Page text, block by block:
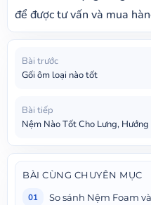
để được tư vấn và mua
Bài trước
Gối ôm loại nào tốt
Bài tiếp
Nệm Nào Tốt Cho Lưng,
BÀI CÙNG CHUYÊN MỤC
01 So sánh Nệm Foam